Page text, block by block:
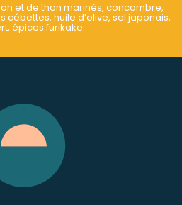
et de thon marinés, concombre,
huile d’olive, sel japonais,
épices furikake.